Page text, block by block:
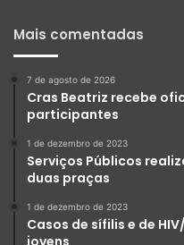
Mais comentadas
7 de agosto de 2026
Cras Beatriz recebe
participantes
1 de dezembro de 2023
Serviços Públicos
duas praças
1 de dezembro de 2023
Casos de sífilis e de